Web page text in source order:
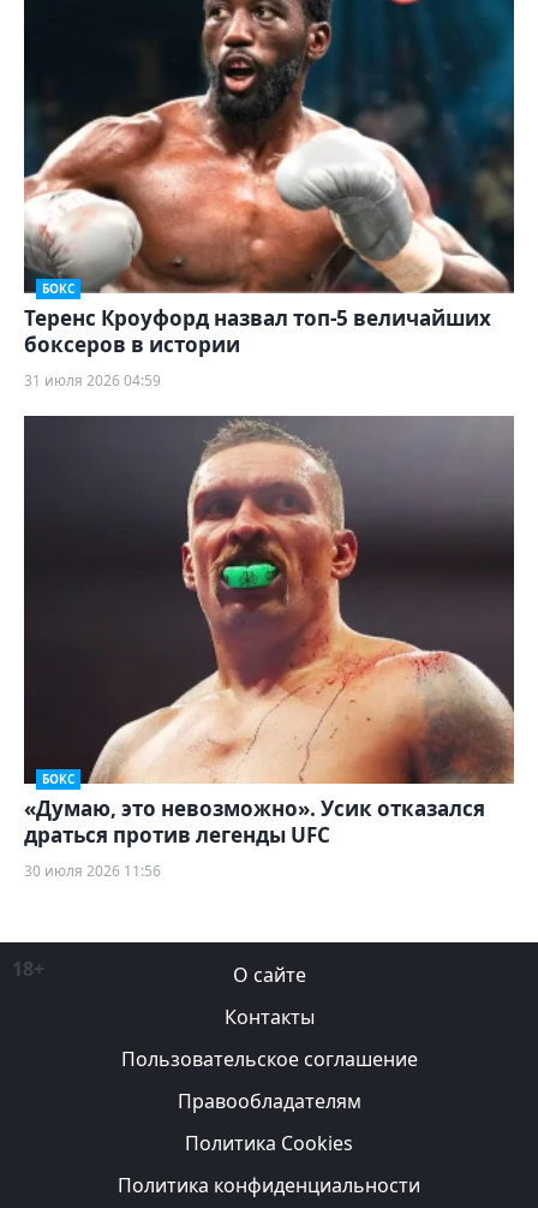
БОКС
Теренс Кроуфорд назвал топ-5 величайших
боксеров в истории
31 июля 2026 04:59
БОКС
«Думаю, это невозможно». Усик отказался
драться против легенды UFC
30 июля 2026 11:56
18+
О сайте
Контакты
Пользовательское соглашение
Правообладателям
Политика Cookies
Политика конфиденциальности